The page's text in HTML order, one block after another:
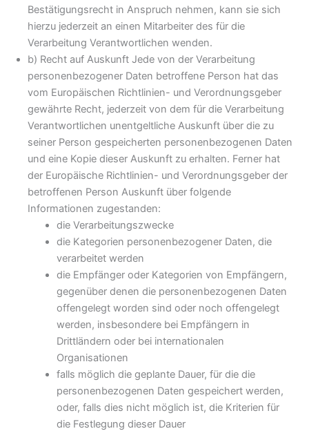
Bestätigungsrecht in Anspruch nehmen, kann sie sich
hierzu jederzeit an einen Mitarbeiter des für die
Verarbeitung Verantwortlichen wenden.
b) Recht auf Auskunft Jede von der Verarbeitung
personenbezogener Daten betroffene Person hat das
vom Europäischen Richtlinien- und Verordnungsgeber
gewährte Recht, jederzeit von dem für die Verarbeitung
Verantwortlichen unentgeltliche Auskunft über die zu
seiner Person gespeicherten personenbezogenen Daten
und eine Kopie dieser Auskunft zu erhalten. Ferner hat
der Europäische Richtlinien- und Verordnungsgeber der
betroffenen Person Auskunft über folgende
Informationen zugestanden:
die Verarbeitungszwecke
die Kategorien personenbezogener Daten, die
verarbeitet werden
die Empfänger oder Kategorien von Empfängern,
gegenüber denen die personenbezogenen Daten
offengelegt worden sind oder noch offengelegt
werden, insbesondere bei Empfängern in
Drittländern oder bei internationalen
Organisationen
falls möglich die geplante Dauer, für die die
personenbezogenen Daten gespeichert werden,
oder, falls dies nicht möglich ist, die Kriterien für
die Festlegung dieser Dauer